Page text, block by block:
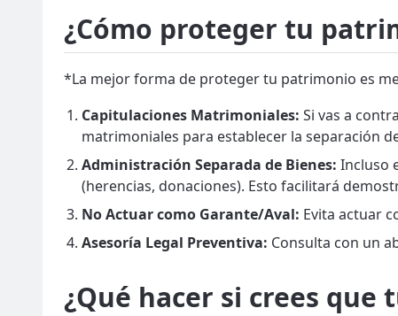
¿Cómo proteger tu
*La mejor forma de proteger tu patrimonio es
Capitulaciones Matrimoniales: Si vas a
matrimoniales para establecer la separación
Administración Separada de Bienes: Incluso
(herencias, donaciones). Esto facilitará
No Actuar como Garante/Aval: Evita actuar
Asesoría Legal Preventiva: Consulta con un
¿Qué hacer si crees